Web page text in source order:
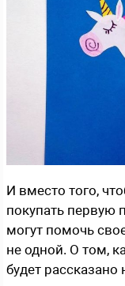
И вместо того,
покупать первую
могут помочь
не одной. О том,
будет рассказано